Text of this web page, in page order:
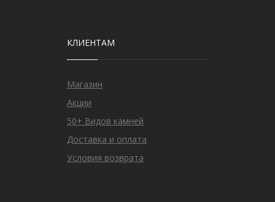
КЛИЕНТАМ
Магазин
Акции
50+ Видов камней
Доставка и оплата
Условия возврата